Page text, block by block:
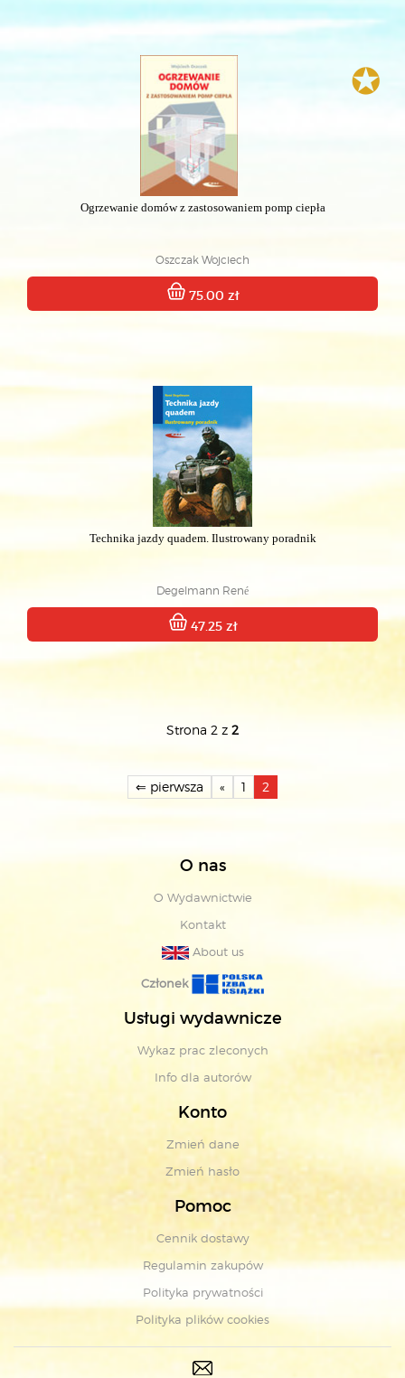
✪
Ogrzewanie domów z zastosowaniem pomp ciepła
Oszczak Wojciech
75.00 zł
Technika jazdy quadem. Ilustrowany poradnik
Degelmann René
47.25 zł
Strona 2 z 2
⇐ pierwsza « 1 2
O nas
O Wydawnictwie
Kontakt
About us
Członek
Usługi wydawnicze
Wykaz prac zleconych
Info dla autorów
Konto
Zmień dane
Zmień hasło
Pomoc
Cennik dostawy
Regulamin zakupów
Polityka prywatności
Polityka plików cookies